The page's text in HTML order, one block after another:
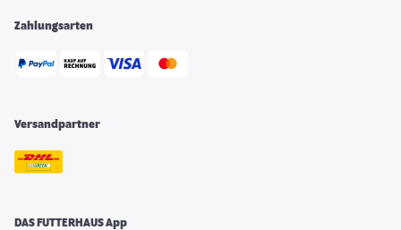
Zahlungsarten
Versandpartner
DAS FUTTERHAUS App